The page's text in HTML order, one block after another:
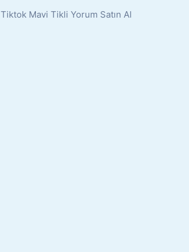
Tiktok Mavi Tikli Yorum Satın Al